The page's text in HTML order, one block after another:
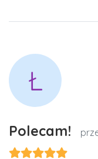
Ł
Polecam!